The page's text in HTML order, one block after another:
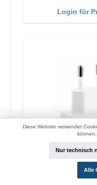
Login für
Diese Website verwendet
können.
Nur technisch
Alle